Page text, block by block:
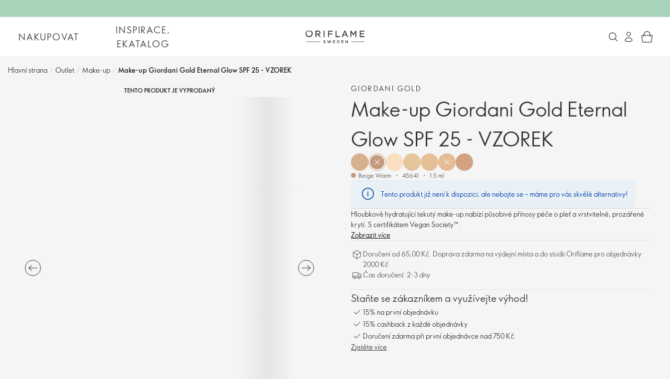
NAKUPOVAT
INSPIRACE,
EKATALOG
Hlavní strana / Outlet / Make-up / Make-up Giordani Gold Eternal Glow SPF 25 - VZOREK
TENTO PRODUKT JE VYPRODANÝ GIORDANI GOLD
Make-up Giordani Gold Eternal
Glow SPF 25 - VZOREK
Beige Warm 45641 1.5 ml
Tento produkt již není k dispozici, ale nebojte se – máme pro vás skvělé alternativy!
Hloubkově hydratující tekutý make-up nabízí působivé přínosy péče o pleť a vrstvitelné, prozářené
krytí. S certifikátem Vegan Society™.
Zobrazit více
Doručení od 65,00 Kč. Doprava zdarma na výdejní místa a do studii Oriflame pro objednávky
2000 Kč
Čas doručení: 2-3 dny
Staňte se zákazníkem a využívejte výhod!
15% na první objednávku
15% cashback z každé objednávky
Doručení zdarma při první objednávce nad 750 Kč.
Zjistěte více